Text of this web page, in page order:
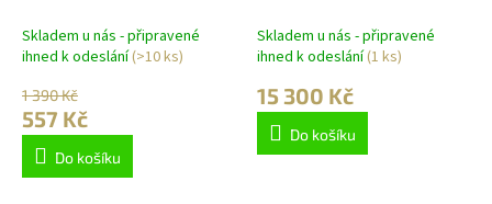
Skladem u nás - připravené
ihned k odeslání(>10 ks)
1 390 Kč
557 Kč
Do košíku
Skladem u nás - připravené
ihned k odeslání(1 ks)
15 300 Kč
Do košíku